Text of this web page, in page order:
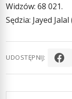
Widzów: 68 021.
Sędzia: Jayed
UDOSTĘPNIJ: